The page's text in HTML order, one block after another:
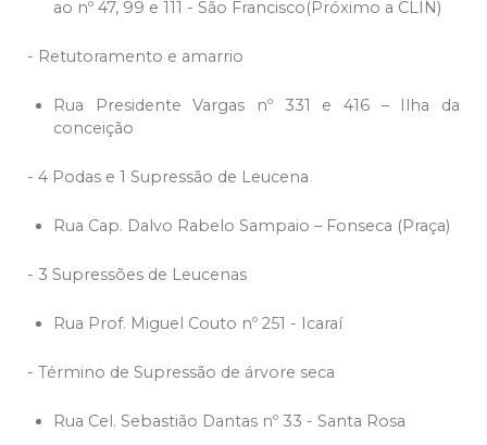
ao nº 47, 99 e 111 - São Francisco(Próximo a CLIN)
- Retutoramento e amarrio
Rua Presidente Vargas nº 331 e 416 – Ilha da
conceição
- 4 Podas e 1 Supressão de Leucena
Rua Cap. Dalvo Rabelo Sampaio – Fonseca (Praça)
- 3 Supressões de Leucenas
Rua Prof. Miguel Couto nº 251 - Icaraí
- Término de Supressão de árvore seca
Rua Cel. Sebastião Dantas nº 33 - Santa Rosa